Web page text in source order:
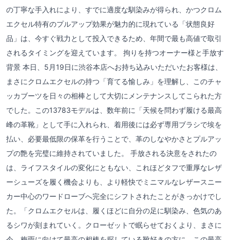
の丁寧な手入れにより、すでに適度な馴染みが得られ、かつクロム
エクセル特有のプルアップ効果が魅力的に現れている「状態良好
品」は、今すぐ戦力として投入できるため、年間で最も高値で取引
されるタイミングを迎えています。 拘りを持つオーナー様と手放す
背景 本日、5月19日に渋谷本店へお持ち込みいただいたお客様は、
まさにクロムエクセルの持つ「育てる愉しみ」を理解し、このチャ
ッカブーツを日々の相棒として大切にメンテナンスしてこられた方
でした。この13783モデルは、数年前に「天候を問わず履ける最高
峰の革靴」として手に入れられ、着用後には必ず専用ブラシで埃を
払い、必要最低限の保革を行うことで、革のしなやかさとプルアッ
プの艶を完璧に維持されていました。 手放される決意をされたの
は、ライフスタイルの変化にともない、これほどタフで重厚なレザ
ーシューズを履く機会よりも、より軽快でミニマルなレザースニー
カー中心のワードローブへ完全にシフトされたことがきっかけでし
た。「クロムエクセルは、履くほどに自分の足に馴染み、色気のあ
るシワが刻まれていく。クローゼットで眠らせておくより、まさに